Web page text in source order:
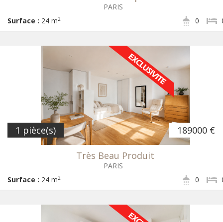
PARIS
Surface : 24 m2 0
189000 €
1 pièce(s)
Très Beau Produit
PARIS
Surface : 24 m2 0